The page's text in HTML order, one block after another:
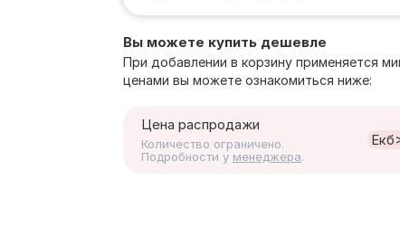
Вы можете купить дешевле
При добавлении в корзину применяется
ценами вы можете ознакомиться ниже:
Цена распродажи
Количество ограничено.
Подробности у менеджера.
Екб